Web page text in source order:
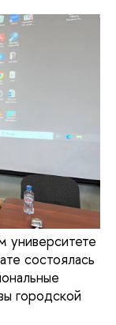
университете
состоялась
городской